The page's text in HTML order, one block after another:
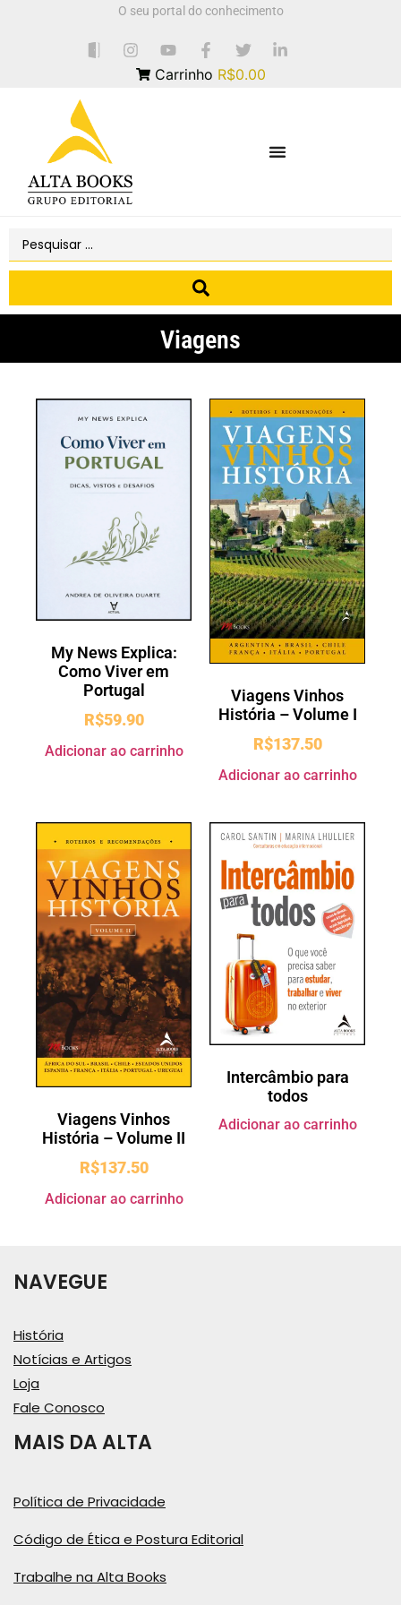
O seu portal do conhecimento
Carrinho R$0.00
Viagens
My News Explica:
Como Viver em
Portugal
R$59.90
Adicionar ao carrinho
Viagens Vinhos
História – Volume I
R$137.50
Adicionar ao carrinho
Viagens Vinhos
História – Volume II
R$137.50
Adicionar ao carrinho
Intercâmbio para
todos
Adicionar ao carrinho
NAVEGUE
História
Notícias e Artigos
Loja
Fale Conosco
MAIS DA ALTA
Política de Privacidade
Código de Ética e Postura Editorial
Trabalhe na Alta Books